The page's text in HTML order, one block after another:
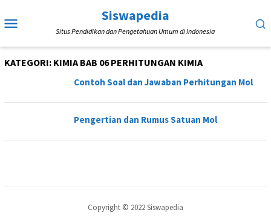
ke
Mobile
Siswapedia
Situs Pendidikan dan Pengetahuan Umum di Indonesia
KATEGORI: KIMIA BAB 06 PERHITUNGAN KIMIA
Contoh Soal dan Jawaban Perhitungan Mol
Pengertian dan Rumus Satuan Mol
Copyright © 2022 Siswapedia